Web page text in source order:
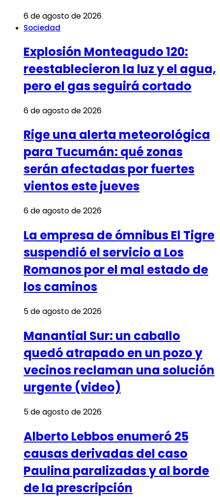
6 de agosto de 2026
Sociedad
Explosión Monteagudo 120:
reestablecieron la luz y el agua,
pero el gas seguirá cortado
6 de agosto de 2026
Rige una alerta meteorológica
para Tucumán: qué zonas
serán afectadas por fuertes
vientos este jueves
6 de agosto de 2026
La empresa de ómnibus El Tigre
suspendió el servicio a Los
Romanos por el mal estado de
los caminos
5 de agosto de 2026
Manantial Sur: un caballo
quedó atrapado en un pozo y
vecinos reclaman una solución
urgente (video)
5 de agosto de 2026
Alberto Lebbos enumeró 25
causas derivadas del caso
Paulina paralizadas y al borde
de la prescripción